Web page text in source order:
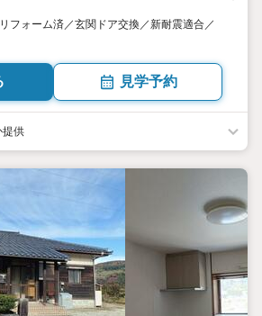
リフォーム済／玄関ドア交換／新耐震適合／
見学予約
提供